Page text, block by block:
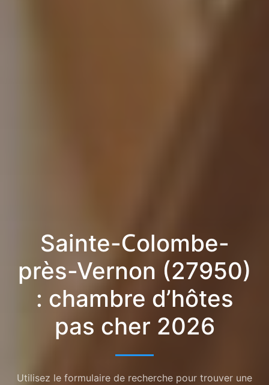
Sainte-Colombe-
près-Vernon (27950)
: chambre d’hôtes
pas cher 2026
Utilisez le formulaire de recherche pour trouver une